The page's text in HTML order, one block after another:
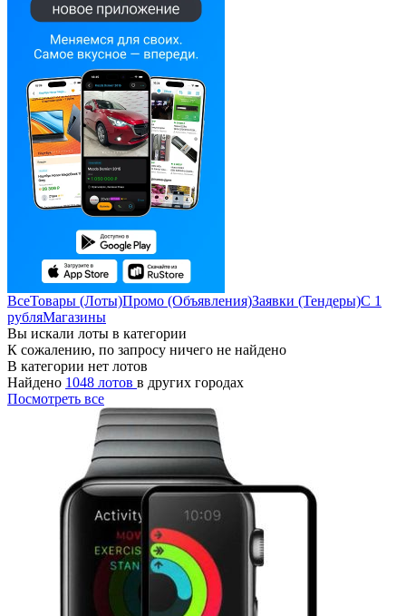
ВсеТовары (Лоты)Промо (Объявления)Заявки (Тендеры)С 1
рубляМагазины
Вы искали лоты в категории
К сожалению, по запросу ничего не найдено
В категории нет лотов
Найдено 1048 лотов в других городах
Посмотреть все